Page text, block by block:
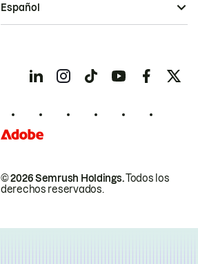
© 2026 Semrush Holdings.Todos los
derechos reservados.
Español